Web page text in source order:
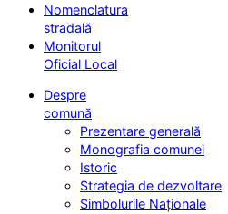
Nomenclatura
stradală
Monitorul
Oficial Local
Despre
comună
Prezentare generală
Monografia comunei
Istoric
Strategia de dezvoltare
Simbolurile Naționale